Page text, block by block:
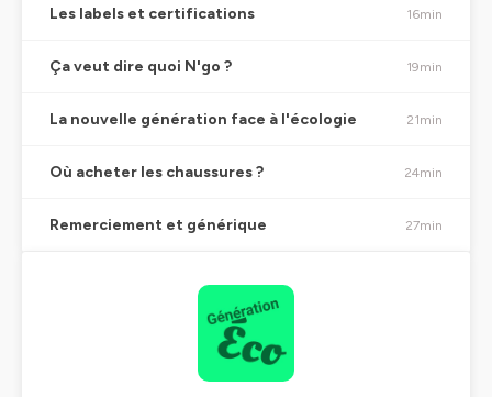
Les labels et certifications 16min
Ça veut dire quoi N'go ? 19min
La nouvelle génération face à l'écologie 21min
Où acheter les chaussures ? 24min
Remerciement et générique 27min